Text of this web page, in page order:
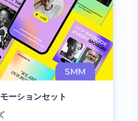
ーションセット